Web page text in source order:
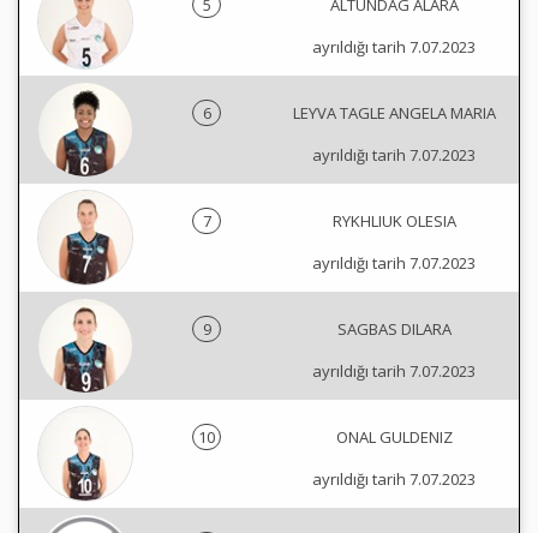
5
ALTUNDAG ALARA
ayrıldığı tarih 7.07.2023
6
LEYVA TAGLE ANGELA MARIA
ayrıldığı tarih 7.07.2023
7
RYKHLIUK OLESIA
ayrıldığı tarih 7.07.2023
9
SAGBAS DILARA
ayrıldığı tarih 7.07.2023
10
ONAL GULDENIZ
ayrıldığı tarih 7.07.2023